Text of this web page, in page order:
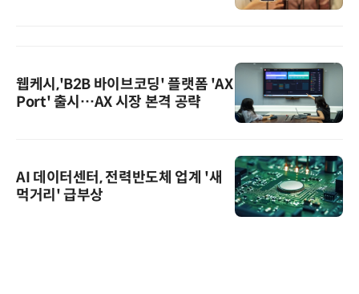
웹케시,'B2B 바이브코딩' 플랫폼 'AX
Port' 출시…AX 시장 본격 공략
AI 데이터센터, 전력반도체 업계 '새
먹거리' 급부상